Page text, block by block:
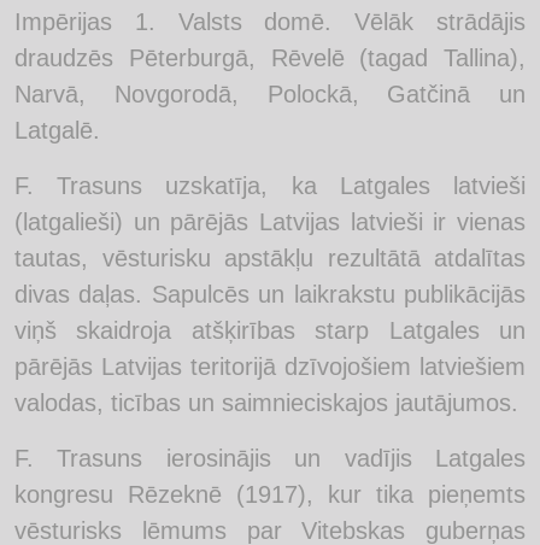
Impērijas 1. Valsts domē. Vēlāk strādājis
draudzēs Pēterburgā, Rēvelē (tagad Tallina),
Narvā, Novgorodā, Polockā, Gatčinā un
Latgalē.
F. Trasuns uzskatīja, ka Latgales latvieši
(latgalieši) un pārējās Latvijas latvieši ir vienas
tautas, vēsturisku apstākļu rezultātā atdalītas
divas daļas. Sapulcēs un laikrakstu publikācijās
viņš skaidroja atšķirības starp Latgales un
pārējās Latvijas teritorijā dzīvojošiem latviešiem
valodas, ticības un saimnieciskajos jautājumos.
F. Trasuns ierosinājis un vadījis Latgales
kongresu Rēzeknē (1917), kur tika pieņemts
vēsturisks lēmums par Vitebskas guberņas